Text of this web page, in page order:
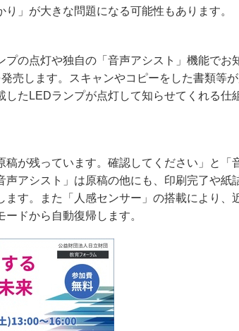
り」が大きな問題になる可能性もあります。
プの点灯や独自の「音声アシスト」機能でお
売します。スキャンやコピーをした書類等
した LEDランプが点灯して知らせてくれる仕
稿が残っています。確認してください」と「
アシスト」は原稿の他にも、印刷完了や紙
ます。また「人感センサー」の搭載により、
ドから自動復帰します。